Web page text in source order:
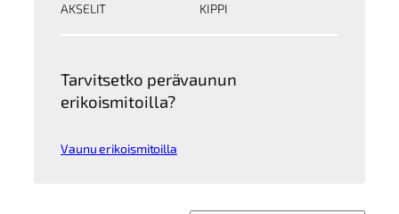
AKSELIT KIPPI
Tarvitsetko perävaunun
erikoismitoilla?
Vaunu erikoismitoilla